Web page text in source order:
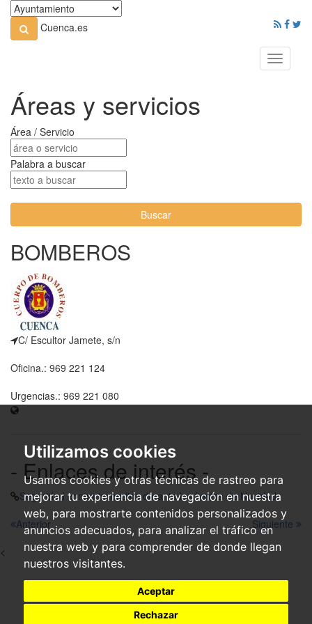
Utilizamos cookies
Usamos cookies y otras técnicas de rastreo para
mejorar tu experiencia de navegación en nuestra
web, para mostrarte contenidos personalizados y
anuncios adecuados, para analizar el tráfico en
nuestra web y para comprender de donde llegan
nuestros visitantes.
Aceptar
Rechazar
Cuenca.es
Toggle
Áreas y servicios
Área / Servicio
Palabra a buscar
Buscar
BOMBEROS
C/ Escultor Jamete, s/n
Oficina.: 969 221 124
Urgencias.: 969 221 080
- Enlaces de interés -
Seguridad contra incendios durante las fiestas de Navidad
Anterior
Siguiente
<
© 2026 Ayto. de Cuenca|Aviso legal